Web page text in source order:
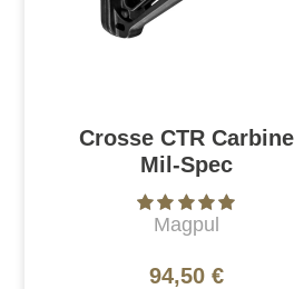
Crosse CTR Carbine
Mil-Spec
Magpul
94,50 €